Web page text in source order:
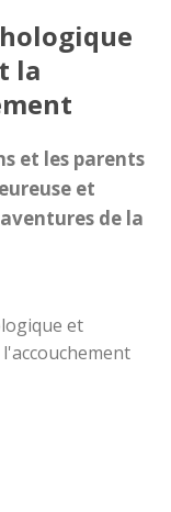
la
et les parents
et
de la
et